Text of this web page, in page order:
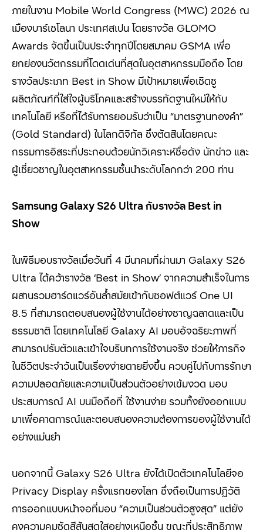
ภายในงาน Mobile World Congress (MWC) 2026 ณ
เมืองบาร์เซโลนา ประเทศสเปน โดยรางวัล GLOMO
Awards จัดขึ้นเป็นประจำทุกปีโดยสมาคม GSMA เพื่อ
ยกย่องนวัตกรรมที่โดดเด่นที่สุดในอุตสาหกรรมมือถือ โดย
รางวัลประเภท Best in Show มีเป้าหมายเพื่อเชิดชู
ผลิตภัณฑ์ที่ใส่ใจผู้บริโภคและสร้างบรรทัดฐานใหม่ให้กับ
เทคโนโลยี หรือที่ได้รับการยอมรับว่าเป็น “มาตรฐานทองคำ”
(Gold Standard) ในโลกดิจิทัล ซึ่งตัดสินโดยคณะ
กรรมการอิสระที่ประกอบด้วยนักวิเคราะห์ชื่อดัง นักข่าว และ
ผู้เชี่ยวชาญในอุตสาหกรรมชั้นนำระดับโลกกว่า 200 ท่าน
Samsung Galaxy S26 Ultra กับรางวัล Best in
Show
ในพิธีมอบรางวัลเมื่อวันที่ 4 มีนาคมที่ผ่านมา Galaxy S26
Ultraได้คว้ารางวัล ‘Best in Show’ จากความสำเร็จในการ
ผสานรวมฮาร์ดแวร์อันล้ำสมัยเข้ากับซอฟต์แวร์ One UI
8.5 ที่สามารถตอบสนองผู้ใช้งานได้อย่างชาญฉลาดและเป็น
ธรรมชาติ โดยเทคโนโลยี Galaxy AI มอบอัจฉริยะภาพที่
สามารถปรับตัวและเข้าใจบริบทการใช้งานจริง ช่วยให้ภารกิจ
ในชีวิตประจำวันเป็นเรื่องง่ายดายยิ่งขึ้น ควบคู่ไปกับการรักษา
ความปลอดภัยและความเป็นส่วนตัวอย่างเข้มงวด มอบ
ประสบการณ์ AI บนมือถือที่ ใช้งานง่าย รวมทั้งยังออกแบบ
มาเพื่อคาดการณ์และตอบสนองความต้องการของผู้ใช้งานได้
อย่างแม่นยำ
นอกจากนี้ Galaxy S26 Ultra ยังได้เปิดตัวเทคโนโลยีจอ
Privacy Display ครั้งแรกของโลก ซึ่งถือเป็นการปฏิวัติ
การออกแบบหน้าจอที่มอบ “ความเป็นส่วนตัวสูงสุด” แต่ยัง
คงความคมชัดสีสันสดใสอย่างเหนือชั้น ขณะที่ประสิทธิภาพ